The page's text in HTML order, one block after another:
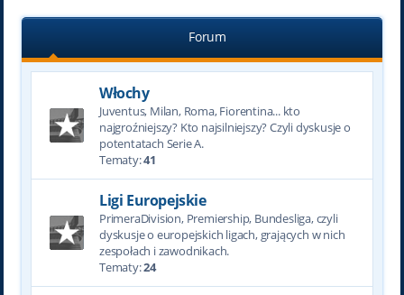
Forum
Włochy
Juventus, Milan, Roma, Fiorentina... kto
najgroźniejszy? Kto najsilniejszy? Czyli dyskusje o
potentatach Serie A.
Tematy:41
Ligi Europejskie
PrimeraDivision, Premiership, Bundesliga, czyli
dyskusje o europejskich ligach, grających w nich
zespołach i zawodnikach.
Tematy:24